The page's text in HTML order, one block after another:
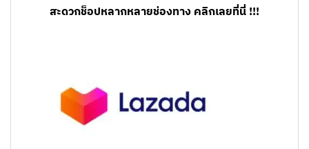
สะดวกช็อปหลากหลายช่องทาง คลิกเลยที่นี่ !!!